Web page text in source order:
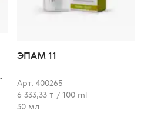
ЭПАМ 11
Арт. 400265
6 333,33 ₸ / 100 ml
30 мл